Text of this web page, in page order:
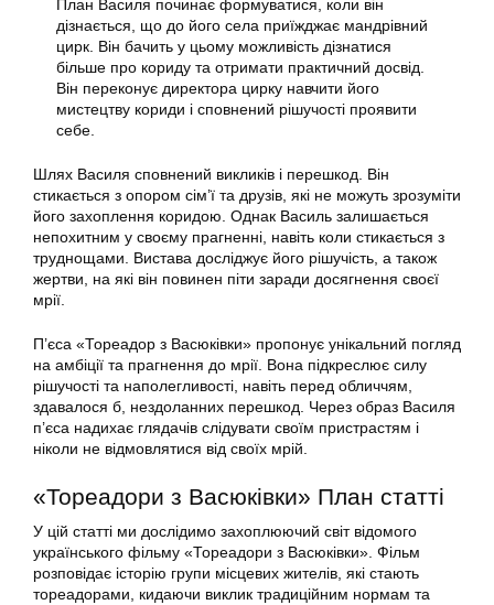
План Василя починає формуватися, коли він
дізнається, що до його села приїжджає мандрівний
цирк. Він бачить у цьому можливість дізнатися
більше про кориду та отримати практичний досвід.
Він переконує директора цирку навчити його
мистецтву кориди і сповнений рішучості проявити
себе.
Шлях Василя сповнений викликів і перешкод. Він
стикається з опором сім’ї та друзів, які не можуть зрозуміти
його захоплення коридою. Однак Василь залишається
непохитним у своєму прагненні, навіть коли стикається з
труднощами. Вистава досліджує його рішучість, а також
жертви, на які він повинен піти заради досягнення своєї
мрії.
П’єса «Тореадор з Васюківки» пропонує унікальний погляд
на амбіції та прагнення до мрії. Вона підкреслює силу
рішучості та наполегливості, навіть перед обличчям,
здавалося б, нездоланних перешкод. Через образ Василя
п’єса надихає глядачів слідувати своїм пристрастям і
ніколи не відмовлятися від своїх мрій.
«Тореадори з Васюківки» План статті
У цій статті ми дослідимо захоплюючий світ відомого
українського фільму «Тореадори з Васюківки». Фільм
розповідає історію групи місцевих жителів, які стають
тореадорами, кидаючи виклик традиційним нормам та